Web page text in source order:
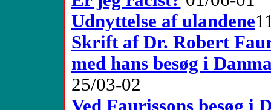
Udnyttelse af ulandene
Skrift af Dr. Robert
med hans besøg i
25/03-02
Ved Faurissons besøg i